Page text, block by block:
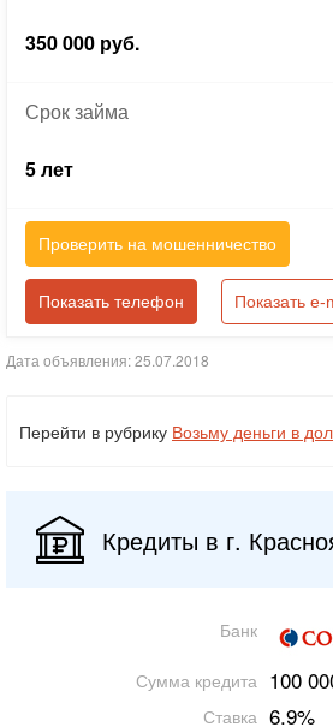
350 000 руб.
Срокзайма
5 лет
Проверить на мошенничество
Показать телефон Показать e-
Дата объявления: 25.07.2018
Перейти в рубрику Возьму деньги в
Кредиты в г.
Банк
Сумма кредита 100
Ставка 6.9%